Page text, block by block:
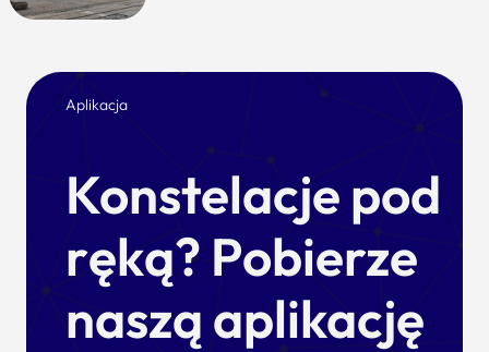
Aplikacja
Konstelacje pod
ręką? Pobierze
naszą aplikację